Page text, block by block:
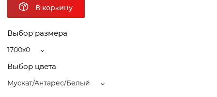
В корзину
Выбор размера
1700x0
Выбор цвета
Мускат/Антарес/Белый